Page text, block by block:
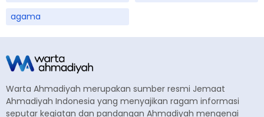
agama
Warta Ahmadiyah merupakan sumber resmi Jemaat
Ahmadiyah Indonesia yang menyajikan ragam informasi
seputar kegiatan dan pandangan Ahmadiyah mengenai